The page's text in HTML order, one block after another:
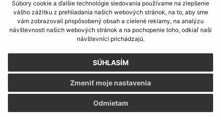
Súbory cookie a ďalšie technológie sledovania používame na zlepšenie
vášho zážitku z prehliadania našich webových stránok, na to, aby sme
vám zobrazovali prispôsobený obsah a cielené reklamy, na analýzu
návštevnosti našich webových stránok a na pochopenie toho, odkiaľ naši
návštevníci prichádzajú.
SÚHLASÍM
Odmietam
Zmeniť moje nastavenia